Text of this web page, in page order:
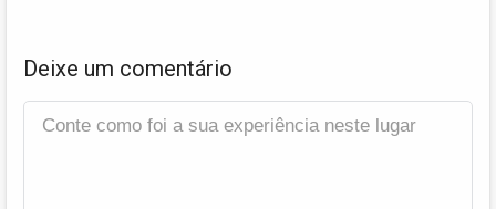
Deixe um comentário